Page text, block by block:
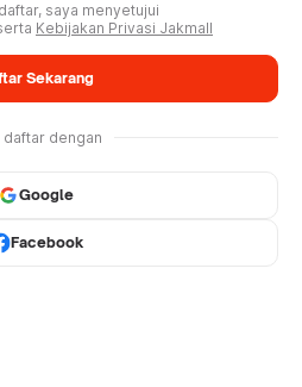
saya menyetujui
Kebijakan Privasi Jakmall
Sekarang
daftar dengan
Google
Facebook